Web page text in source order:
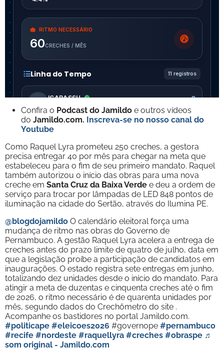
Confira o Podcast do Jamildo e outros vídeos
do Jamildo.com. Inscreva-se no nosso canal do
Youtube
Como Raquel Lyra prometeu 250 creches, a gestora
precisa entregar 40 por mês para chegar na meta que
estabeleceu para o fim de seu primeiro mandato. Raquel
também autorizou o início das obras para uma nova
creche em Santa Cruz da Baixa Verde e deu a ordem de
serviço para trocar por lâmpadas de LED 848 pontos de
iluminação na cidade do Sertão, através do Ilumina PE.
@blogdojamildo O calendário eleitoral força uma
mudança de ritmo nas obras do Governo de
Pernambuco. A gestão Raquel Lyra acelera a entrega de
creches antes do prazo limite de quatro de julho, data em
que a legislação proíbe a participação de candidatos em
inaugurações. O estado registra sete entregas em junho,
totalizando dez unidades desde o início do mandato. Para
atingir a meta de duzentas e cinquenta creches até o fim
de 2026, o ritmo necessário é de quarenta unidades por
mês, segundo dados do Crechômetro do site .
Acompanhe os bastidores no portal Jamildo.com.
#politicape #eleicoes2026 #governope #pernambuco
#recife #nordeste #raquellyra #creches #obraspe ♬
som original - Jamildo.com